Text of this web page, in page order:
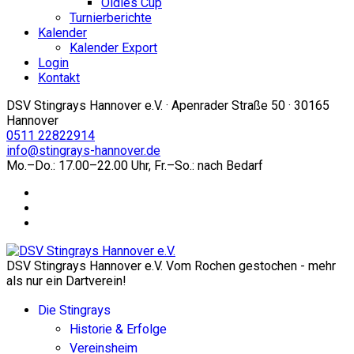
Turnierberichte
Kalender
Kalender Export
Login
Kontakt
DSV Stingrays Hannover e.V. · Apenrader Straße 50 · 30165
Hannover
0511 22822914
info@stingrays-hannover.de
Mo.–Do.: 17.00–22.00 Uhr, Fr.–So.: nach Bedarf
DSV Stingrays Hannover e.V. Vom Rochen gestochen - mehr
als nur ein Dartverein!
Die Stingrays
Historie & Erfolge
Vereinsheim